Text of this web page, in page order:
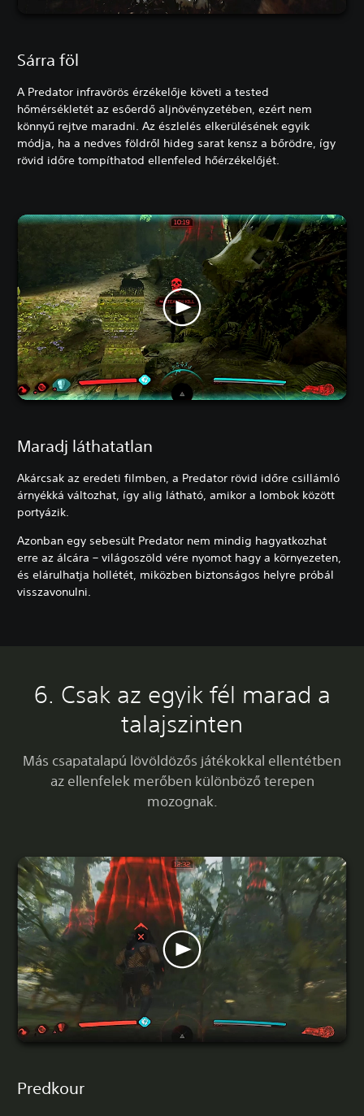
Sárra föl
A Predator infravörös érzékelője követi a tested
hőmérsékletét az esőerdő aljnövényzetében, ezért nem
könnyű rejtve maradni. Az észlelés elkerülésének egyik
módja, ha a nedves földről hideg sarat kensz a bőrödre, így
rövid időre tompíthatod ellenfeled hőérzékelőjét.
Maradj láthatatlan
Akárcsak az eredeti filmben, a Predator rövid időre csillámló
árnyékká változhat, így alig látható, amikor a lombok között
portyázik.
Azonban egy sebesült Predator nem mindig hagyatkozhat
erre az álcára – világoszöld vére nyomot hagy a környezeten,
és elárulhatja hollétét, miközben biztonságos helyre próbál
visszavonulni.
6. Csak az egyik fél marad a
talajszinten
Más csapatalapú lövöldözős játékokkal ellentétben
az ellenfelek merőben különböző terepen
mozognak.
Predkour